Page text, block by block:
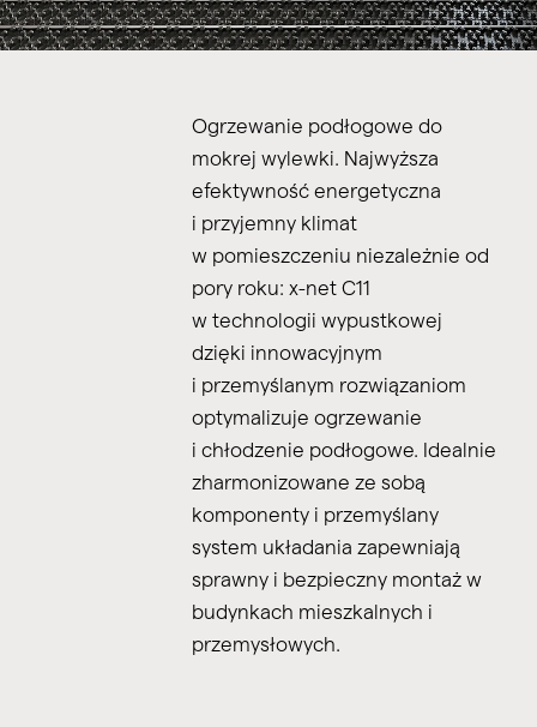
Ogrzewanie podłogowe do
mokrej wylewki. Najwyższa
efektywność energetyczna
i przyjemny klimat
w pomieszczeniu niezależnie od
pory roku: x-net C11
w technologii wypustkowej
dzięki innowacyjnym
i przemyślanym rozwiązaniom
optymalizuje ogrzewanie
i chłodzenie podłogowe. Idealnie
zharmonizowane ze sobą
komponenty i przemyślany
system układania zapewniają
sprawny i bezpieczny montaż w
budynkach mieszkalnych i
przemysłowych.